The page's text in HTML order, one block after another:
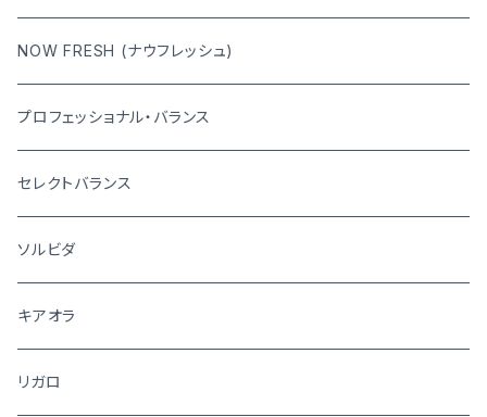
NOW FRESH (ナウフレッシュ)
プロフェッショナル・バランス
セレクトバランス
ソルビダ
キアオラ
リガロ